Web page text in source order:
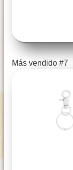
Más vendido #7